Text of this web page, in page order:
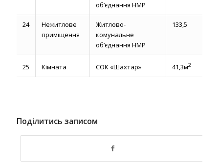
об’єднання НМР
24
Нежитлове
приміщення
Житлово-
комунальне
об’єднання НМР
133,5
25 Кімната СОК «Шахтар» 41,3м2
Поділитись записом